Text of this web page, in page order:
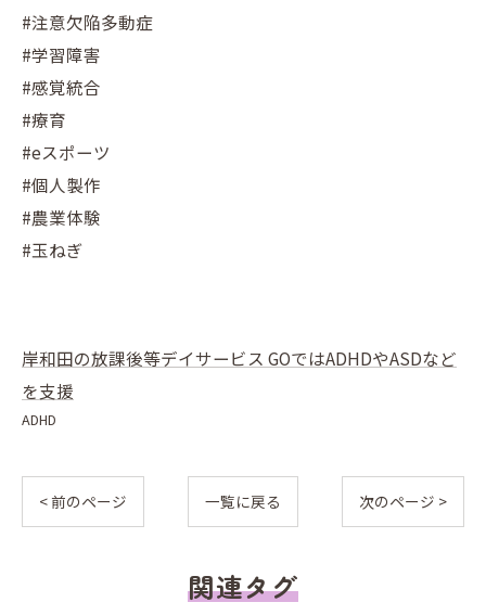
#注意欠陥多動症
#学習障害
#感覚統合
#療育
#eスポーツ
#個人製作
#農業体験
#玉ねぎ
岸和田の放課後等デイサービス GOではADHDやASDなど
を支援
ADHD
< 前のページ 一覧に戻る 次のページ >
関連タグ